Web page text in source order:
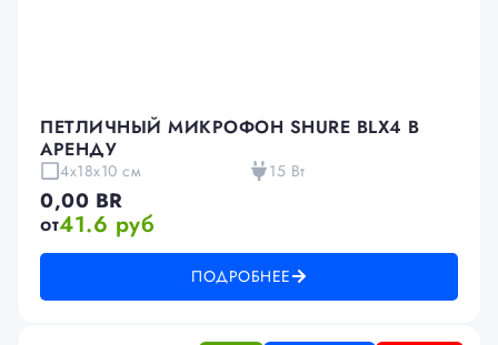
ПЕТЛИЧНЫЙ МИКРОФОН SHURE BLX4 В
АРЕНДУ
4х18х10 см 15 Вт
0,00 BR
от41.6 руб
ПОДРОБНЕЕ